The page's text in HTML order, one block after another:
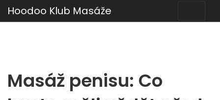
Hoodoo Klub Masáže
Masáž penisu: Co